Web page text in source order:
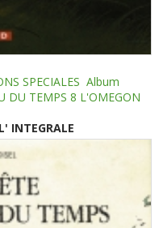
SPECIALES Album
DU TEMPS 8 L'OMEGON
INTEGRALE